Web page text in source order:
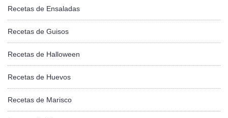
Recetas de Ensaladas
Recetas de Guisos
Recetas de Halloween
Recetas de Huevos
Recetas de Marisco